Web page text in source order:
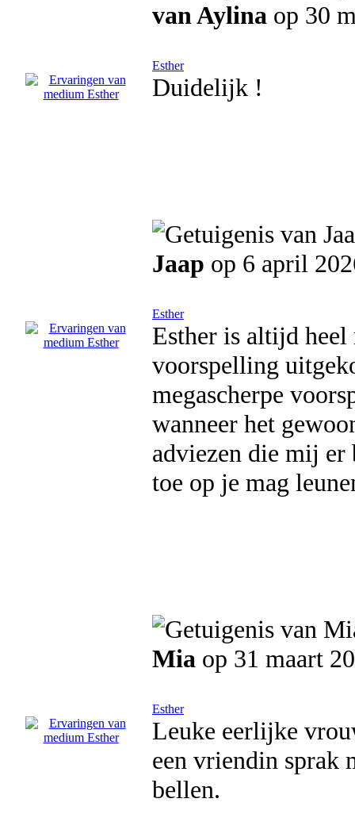
van Aylina op 30
Esther
Duidelijk !
Jaap op 6 april
Esther
Esther is altijd heel
voorspelling
megascherpe
wanneer het
adviezen die mij
toe op je mag
Mia op 31 maart
Esther
Leuke eerlijke
een vriendin sprak
bellen.